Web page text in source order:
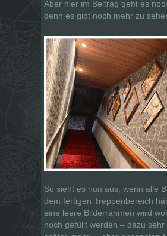
Aber hier im Beitrag geht es
denn es gibt noch mehr zu
So sieht es nun aus, wenn alle
dem fertigen Treppenbereich
eine leere Bilderrahmen wird
noch gefüllt werden – dazu sehr